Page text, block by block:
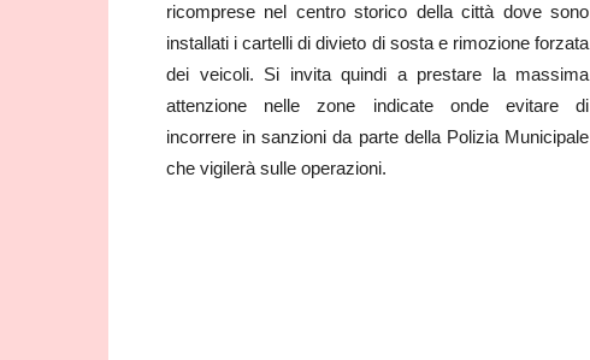
ricomprese nel centro storico della città dove sono
installati i cartelli di divieto di sosta e rimozione forzata
dei veicoli. Si invita quindi a prestare la massima
attenzione nelle zone indicate onde evitare di
incorrere in sanzioni da parte della Polizia Municipale
che vigilerà sulle operazioni.